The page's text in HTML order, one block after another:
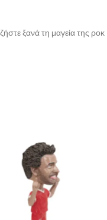
ξανά τη μαγεία της ροκ